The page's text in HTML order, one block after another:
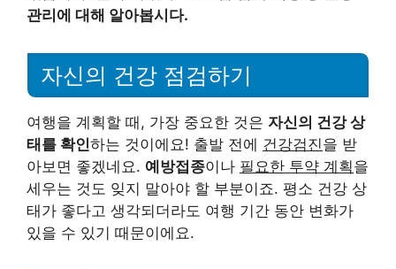
관리에 대해 알아봅시다.
자신의 건강 점검하기
여행을 계획할 때, 가장 중요한 것은 자신의 건강 상
태를 확인하는 것이에요! 출발 전에 건강검진을 받
아보면 좋겠네요. 예방접종이나 필요한 투약 계획을
세우는 것도 잊지 말아야 할 부분이죠. 평소 건강 상
태가 좋다고 생각되더라도 여행 기간 동안 변화가
있을 수 있기 때문이에요.